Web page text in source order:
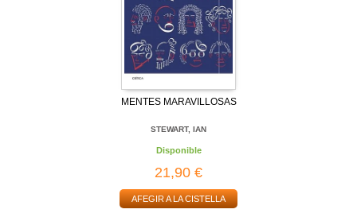
MENTES MARAVILLOSAS
STEWART, IAN
Disponible
21,90 €
AFEGIR A LA CISTELLA